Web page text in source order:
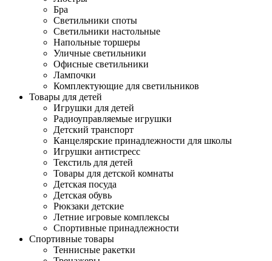
Бра
Светильники споты
Светильники настольные
Напольные торшеры
Уличные светильники
Офисные светильники
Лампочки
Комплектующие для светильников
Товары для детей
Игрушки для детей
Радиоуправляемые игрушки
Детский транспорт
Канцелярские принадлежности для школы
Игрушки антистресс
Текстиль для детей
Товары для детской комнаты
Детская посуда
Детская обувь
Рюкзаки детские
Летние игровые комплексы
Спортивные принадлежности
Спортивные товары
Теннисные ракетки